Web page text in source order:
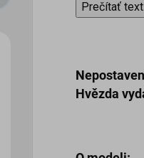
Prečítať text
Hvězda